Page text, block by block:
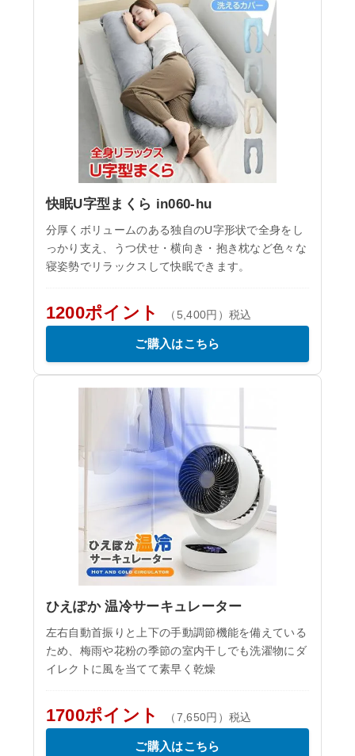
快眠U字型まくら in060-hu
分厚くボリュームのある独自のU字形状で全身をし
っかり支え、うつ伏せ・横向き・抱き枕など色々な
寝姿勢でリラックスして快眠できます。
1200ポイント （5,400円）税込
ご購入はこちら
ひえぽか 温冷サーキュレーター
左右自動首振りと上下の手動調節機能を備えている
ため、梅雨や花粉の季節の室内干しでも洗濯物にダ
イレクトに風を当てて素早く乾燥
1700ポイント （7,650円）税込
ご購入はこちら